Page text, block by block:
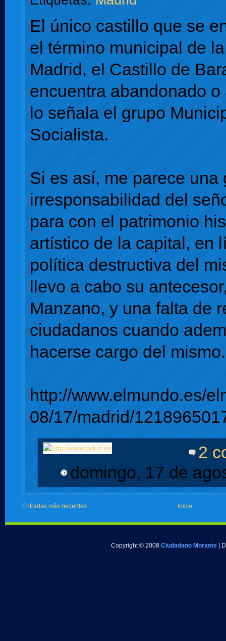
El único castillo que se
el término municipal de
Madrid, el Castillo de
encuentra abandonado
lo señala el grupo
Socialista.
Si es así, me parece una
irresponsabilidad del
para con el patrimonio
artístico de la capital, en
política destructiva del
llevo a cabo su
Manzano, y una falta de
ciudadanos cuando
hacerse cargo del mismo.
http://www.elmundo.es/
08/17/madrid/
2
domingo, 17 de
Entradas más recientes Inicio
Copyright © 2008 Ciudadano Morante |